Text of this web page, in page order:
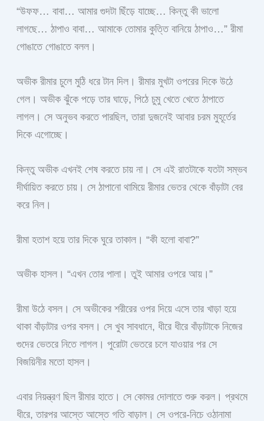
“উফফ… বাবা… আমার গুদটা ছিঁড়ে যাচ্ছে… কিন্তু কী ভালো
লাগছে… ঠাপাও বাবা… আমাকে তোমার কুত্তি বানিয়ে ঠাপাও…” রীমা
গোঙাতে গোঙাতে বলল।
অভীক রীমার চুলে মুঠি ধরে টান দিল। রীমার মুখটা ওপরের দিকে উঠে
গেল। অভীক ঝুঁকে পড়ে তার ঘাড়ে, পিঠে চুমু খেতে খেতে ঠাপাতে
লাগল। সে অনুভব করতে পারছিল, তারা দুজনেই আবার চরম মুহূর্তের
দিকে এগোচ্ছে।
কিন্তু অভীক এখনই শেষ করতে চায় না। সে এই রাতটাকে যতটা সম্ভব
দীর্ঘায়িত করতে চায়। সে ঠাপানো থামিয়ে রীমার ভেতর থেকে বাঁড়াটা বের
করে নিল।
রীমা হতাশ হয়ে তার দিকে ঘুরে তাকাল। “কী হলো বাবা?”
অভীক হাসল। “এখন তোর পালা। তুই আমার ওপরে আয়।”
রীমা উঠে বসল। সে অভীকের শরীরের ওপর দিয়ে এসে তার খাড়া হয়ে
থাকা বাঁড়াটার ওপর বসল। সে খুব সাবধানে, ধীরে ধীরে বাঁড়াটাকে নিজের
গুদের ভেতরে নিতে লাগল। পুরোটা ভেতরে চলে যাওয়ার পর সে
বিজয়িনীর মতো হাসল।
এবার নিয়ন্ত্রণ ছিল রীমার হাতে। সে কোমর দোলাতে শুরু করল। প্রথমে
ধীরে, তারপর আস্তে আস্তে গতি বাড়াল। সে ওপরে-নিচে ওঠানামা